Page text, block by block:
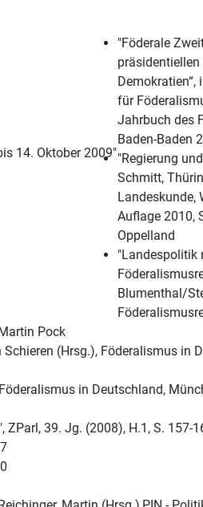
14. Oktober 2009"
"Föderale
Demokratien“,
für
Jahrbuch des
Baden-Baden
"Regierung
Schmitt,
Landeskunde,
Auflage 2010,
Oppelland
"Landespolitik
Blumenthal/
Pock
(Hrsg.), Föderalismus in
in Deutschland,
39. Jg. (2008), H.1, S. 157-